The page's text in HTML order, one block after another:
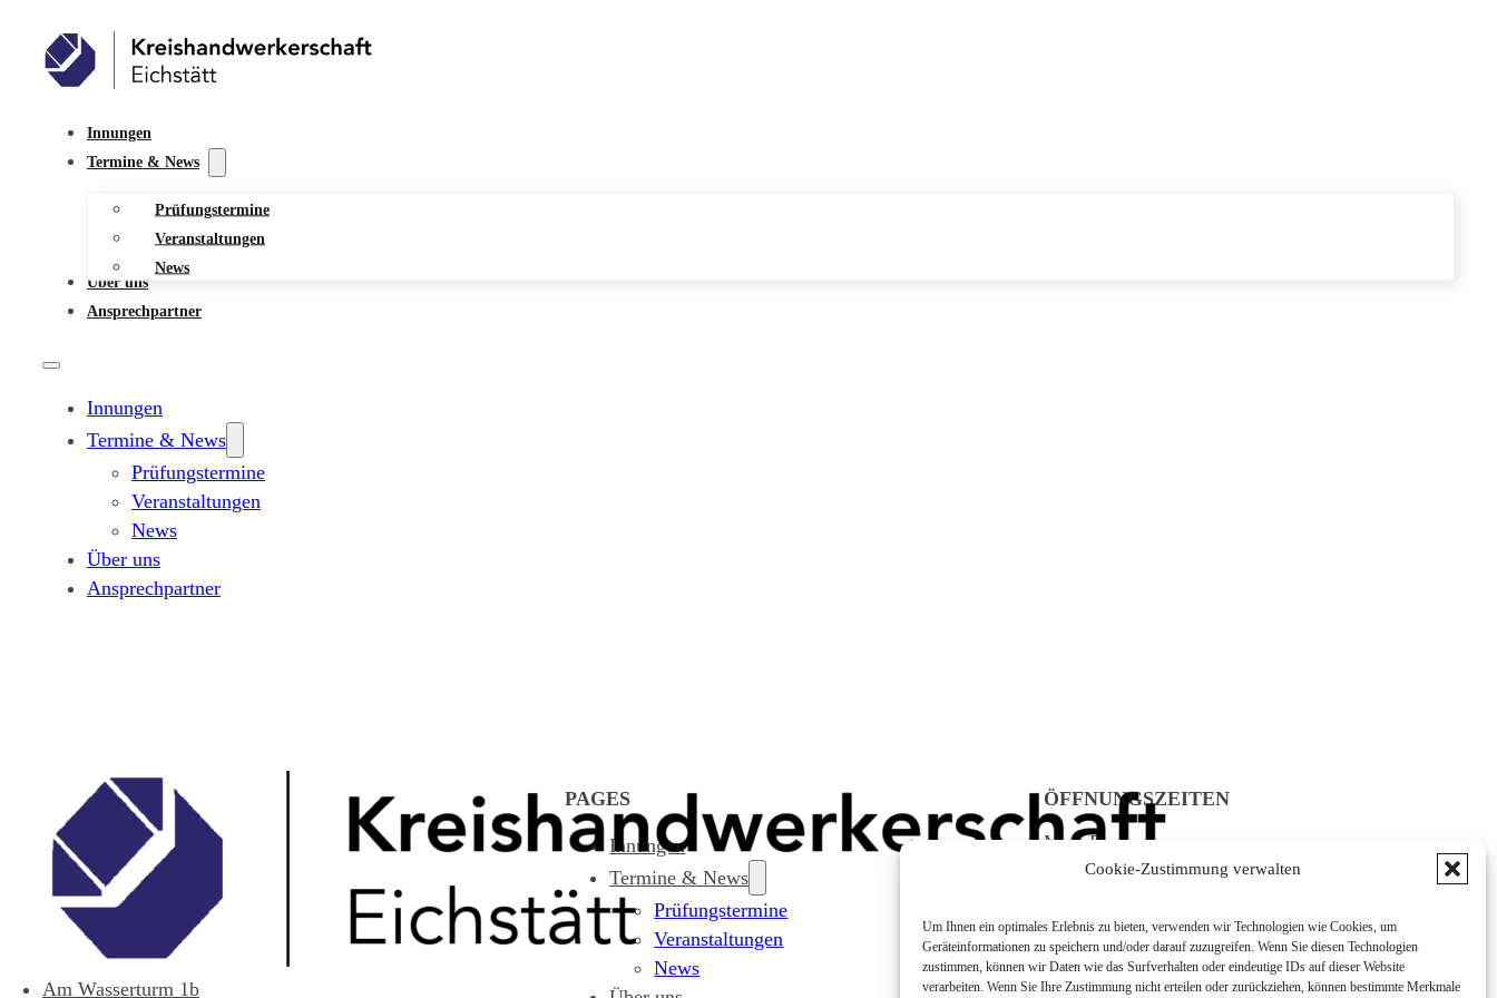
Cookie-Zustimmung verwalten
Um Ihnen ein optimales Erlebnis zu bieten, verwenden wir Technologien wie Cookies, um
Geräteinformationen zu speichern und/oder darauf zuzugreifen. Wenn Sie diesen Technologien
zustimmen, können wir Daten wie das Surfverhalten oder eindeutige IDs auf dieser Website
verarbeiten. Wenn Sie Ihre Zustimmung nicht erteilen oder zurückziehen, können bestimmte Merkmale
Innungen
Termine & News
Prüfungstermine
Veranstaltungen
News
Über uns
Ansprechpartner
Innungen
Termine & News
Prüfungstermine
Veranstaltungen
News
Über uns
Ansprechpartner
Am Wasserturm 1b
PAGES
Innungen
Termine & News
Prüfungstermine
Veranstaltungen
News
ÖFFNUNGSZEITEN
Mo - Do:
08:00 - 12:00 Uhr
Fr:
8:00 - 12:00 Uhr